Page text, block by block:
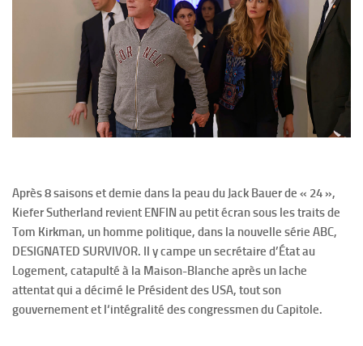
Après 8 saisons et demie dans la peau du Jack Bauer de « 24 »,
Kiefer Sutherland revient ENFIN au petit écran sous les traits de
Tom Kirkman, un homme politique, dans la nouvelle série ABC,
DESIGNATED SURVIVOR. Il y campe un secrétaire d’État au
Logement, catapulté à la Maison-Blanche après un lache
attentat qui a décimé le Président des USA, tout son
gouvernement et l‘intégralité des congressmen du Capitole.